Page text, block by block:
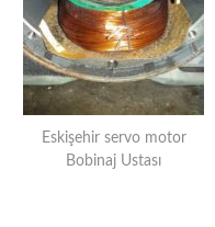
Eskişehir servo motor
Bobinaj Ustası